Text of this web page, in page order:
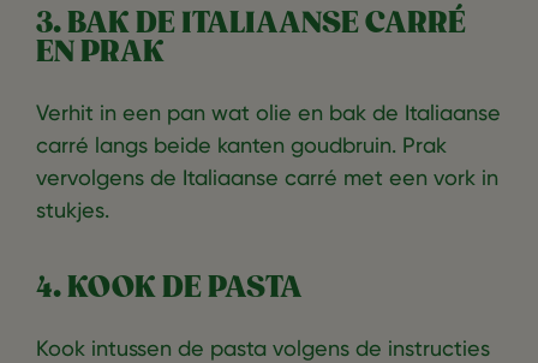
3. BAK DE ITALIAANSE CARRÉ
EN PRAK
Verhit in een pan wat olie en bak de Italiaanse
carré langs beide kanten goudbruin. Prak
vervolgens de Italiaanse carré met een vork in
stukjes.
4. KOOK DE PASTA
Kook intussen de pasta volgens de instructies